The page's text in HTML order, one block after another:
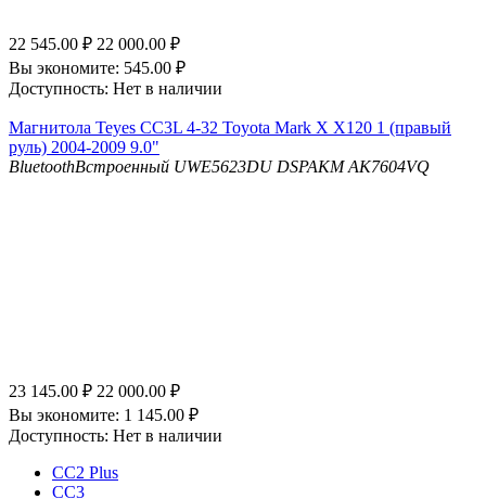
22 545.00 ₽ 22 000.00 ₽
Вы экономите: 545.00 ₽
Доступность: Нет в наличии
Магнитола Teyes CC3L 4-32 Toyota Mark X X120 1 (правый
руль) 2004-2009 9.0"
BluetoothВстроенный UWE5623DU DSPAKM AK7604VQ
23 145.00 ₽ 22 000.00 ₽
Вы экономите: 1 145.00 ₽
Доступность: Нет в наличии
CC2 Plus
CC3